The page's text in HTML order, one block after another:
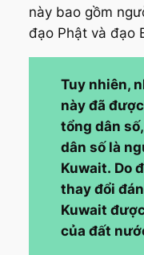
này bao gồm
đạo Phật và đạo
Tuy nhiên,
này đã
tổng dân
dân số là
Kuwait. Do
thay đổi
Kuwait
của đất